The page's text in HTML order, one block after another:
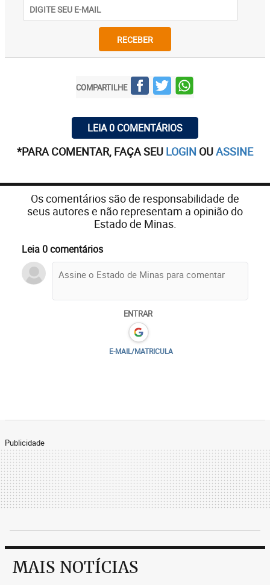
RECEBER
COMPARTILHE
LEIA 0 COMENTÁRIOS
*PARA COMENTAR, FAÇA SEU LOGIN OUASSINE
Os comentários são de responsabilidade de
seus autores e não representam a opinião do
Estado de Minas.
Leia 0 comentários
ENTRAR
E-MAIL/MATRICULA
Publicidade
MAIS NOTÍCIAS